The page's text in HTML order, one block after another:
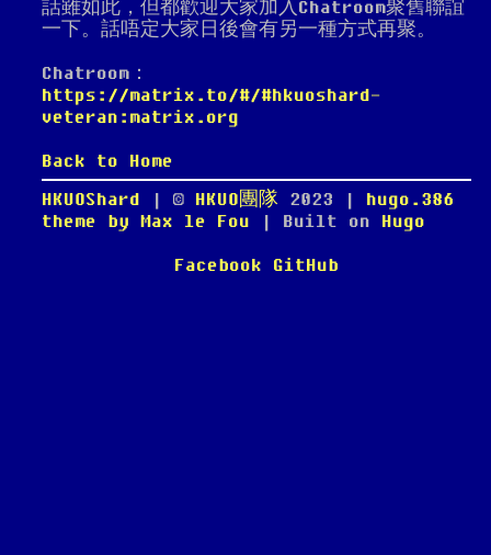
話雖如此，但都歡迎大家加入Chatroom聚舊聯誼
一下。話唔定大家日後會有另一種方式再聚。
Chatroom：
https://matrix.to/#/#hkuoshard-
veteran:matrix.org
Back to Home
HKUOShard | © HKUO團隊 2023 | hugo.386
theme by Max le Fou | Built on Hugo
Facebook GitHub